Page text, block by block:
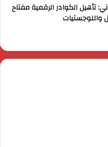
تأهيل الكوادر الرقمية مفتاح
واللوجستيات